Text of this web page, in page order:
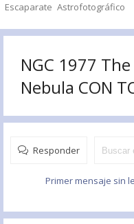
Escaparate Astrofotográfico
NGC 1977
Nebula CON
Responder
Primer mensaje sin